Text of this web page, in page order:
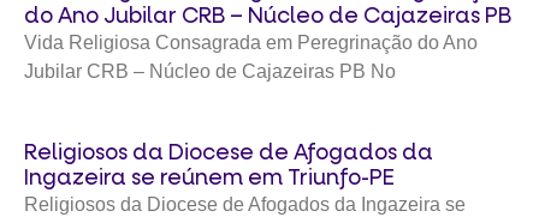
do Ano Jubilar CRB – Núcleo de Cajazeiras PB
Vida Religiosa Consagrada em Peregrinação do Ano
Jubilar CRB – Núcleo de Cajazeiras PB No
Religiosos da Diocese de Afogados da
Ingazeira se reúnem em Triunfo-PE
Religiosos da Diocese de Afogados da Ingazeira se